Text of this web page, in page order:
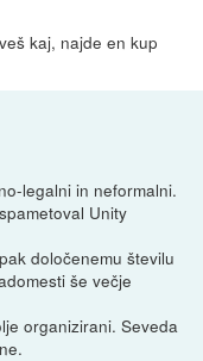
kaj, najde en kup
legalni in neformalni.
Unity
določenemu številu
še večje
organizirani. Seveda